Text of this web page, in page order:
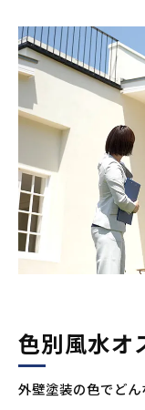
緑系の場合
赤色系の場
オレンジ系
紫系の場合は
外壁塗装の
のも面白い
色別風水オ
外壁塗装の色でど